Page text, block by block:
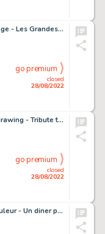
Tamburo, Nico - Original page - Les Grandes batailles navales T16 - Gravelines : l'Invincible armada - (2020)
closed
28/08/2022
go premium
Boriani, Andrea - Original drawing - Tribute to Corto Maltese
closed
28/08/2022
go premium
Gab - Planche originale couleur - Un diner presque parfait - (2021)